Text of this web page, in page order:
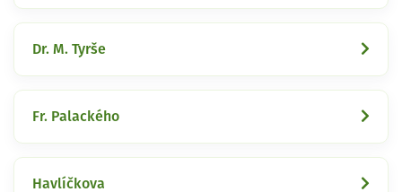
Dr. M. Tyrše
Fr. Palackého
Havlíčkova